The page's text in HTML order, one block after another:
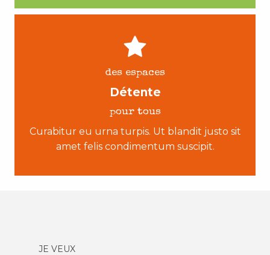
des espaces
Détente
pour tous
Curabitur eu urna turpis. Ut blandit justo sit
amet felis condimentum suscipit.
JE VEUX